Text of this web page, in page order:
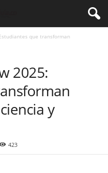
que transforman
2025:
y
423